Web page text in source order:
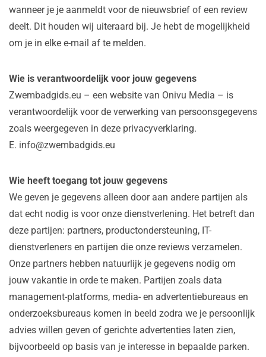
wanneer je je aanmeldt voor de nieuwsbrief of een review
deelt. Dit houden wij uiteraard bij. Je hebt de mogelijkheid
om je in elke e-mail af te melden.
Wie is verantwoordelijk voor jouw gegevens
Zwembadgids.eu – een website van Onivu Media – is
verantwoordelijk voor de verwerking van persoonsgegevens
zoals weergegeven in deze privacyverklaring.
E. info@zwembadgids.eu
Wie heeft toegang tot jouw gegevens
We geven je gegevens alleen door aan andere partijen als
dat echt nodig is voor onze dienstverlening. Het betreft dan
deze partijen: partners, productondersteuning, IT-
dienstverleners en partijen die onze reviews verzamelen.
Onze partners hebben natuurlijk je gegevens nodig om
jouw vakantie in orde te maken. Partijen zoals data
management-platforms, media- en advertentiebureaus en
onderzoeksbureaus komen in beeld zodra we je persoonlijk
advies willen geven of gerichte advertenties laten zien,
bijvoorbeeld op basis van je interesse in bepaalde parken.